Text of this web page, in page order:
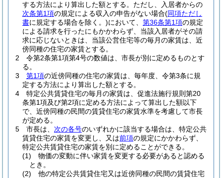
する方法により算出した額とする。 ただし、入居者からの
次条第1項の規定による収入の申告がない場合(同項ただし
書に規定する場合を除く。)において、 第36条第1項の規定
による請求を行ったにもかかわらず、当該入居者がその請
求に応じないときは、当該公営住宅等の毎月の家賃は、近
傍同種の住宅の家賃とする。
2
令第2条第1項第4号の数値は、市長が別に定めるものとす
る。
3
第1項の近傍同種の住宅の家賃は、毎年度、令第3条に規
定する方法により算出した額とする。
4
特定公共賃貸住宅の毎月の家賃は、促進法施行規則第20
条第1項及び第2項に定める方法によって算出した額以下
で、近傍同種の民間の賃貸住宅の家賃水準を考慮して市長
が定める。
5
市長は、 次の各号のいずれかに該当する場合は、特定公共
賃貸住宅の家賃を変更し、又は前項の規定にかかわらず、
特定公共賃貸住宅の家賃を別に定めることができる。
(1)
物価の変動に伴い家賃を変更する必要があると認める
とき。
(2)
他の特定公共賃貸住宅又は近傍同種の民間の賃貸住宅